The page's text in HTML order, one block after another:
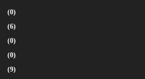
(0)
(6)
(0)
(0)
(9)